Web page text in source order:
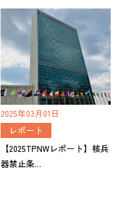
2025年03月01日
レポート
【2025TPNWレポート】核兵
器禁止条…